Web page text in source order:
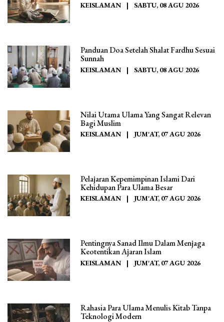
KEISLAMAN | SABTU, 08 AGU 2026
Panduan Doa Setelah Shalat Fardhu Sesuai
Sunnah
KEISLAMAN | SABTU, 08 AGU 2026
Nilai Utama Ulama Yang Sangat Relevan
Bagi Muslim
KEISLAMAN | JUM'AT, 07 AGU 2026
Pelajaran Kepemimpinan Islami Dari
Kehidupan Para Ulama Besar
KEISLAMAN | JUM'AT, 07 AGU 2026
Pentingnya Sanad Ilmu Dalam Menjaga
Keotentikan Ajaran Islam
KEISLAMAN | JUM'AT, 07 AGU 2026
Rahasia Para Ulama Menulis Kitab Tanpa
Teknologi Modern